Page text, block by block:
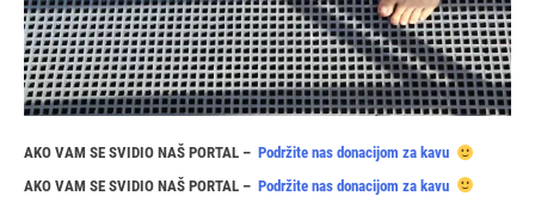
AKO VAM SE SVIDIO NAŠ PORTAL – Podržite nas donacijom za kavu
AKO VAM SE SVIDIO NAŠ PORTAL – Podržite nas donacijom za kavu